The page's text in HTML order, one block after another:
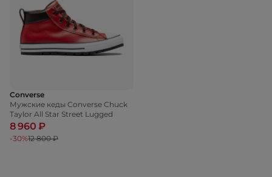
Converse
Мужские кеды Converse Chuck
Taylor All Star Street Lugged
8 960 ₽
-30%12 800 ₽